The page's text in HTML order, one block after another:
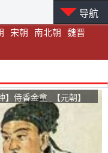
宋朝 南北朝
魏晋
导航
】侍香金童_【元朝】
汉卿】